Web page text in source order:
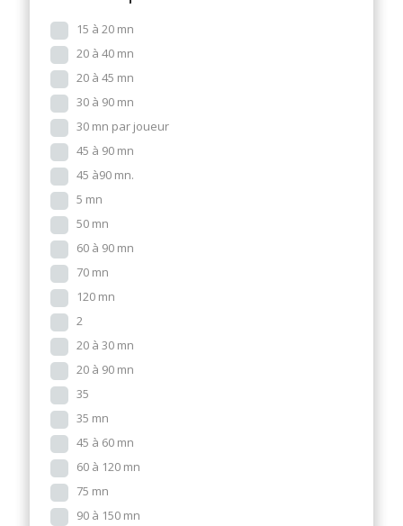
15 à 20 mn
20 à 40 mn
20 à 45 mn
30 à 90 mn
30 mn par joueur
45 à 90 mn
45 à90 mn.
5 mn
50 mn
60 à 90 mn
70 mn
120 mn
2
20 à 30 mn
20 à 90 mn
35
35 mn
45 à 60 mn
60 à 120 mn
75 mn
90 à 150 mn